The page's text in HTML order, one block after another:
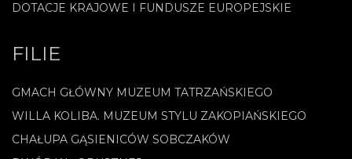
DOTACJE KRAJOWE I FUNDUSZE EUROPEJSKIE
FILIE
GMACH GŁÓWNY MUZEUM TATRZAŃSKIEGO
WILLA KOLIBA. MUZEUM STYLU ZAKOPIAŃSKIEGO
CHAŁUPA GĄSIENICÓW SOBCZAKÓW